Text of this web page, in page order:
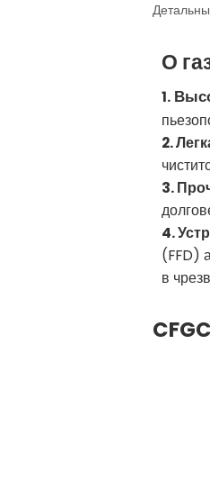
О
1.
2.
3.
4.
(FFD)
в